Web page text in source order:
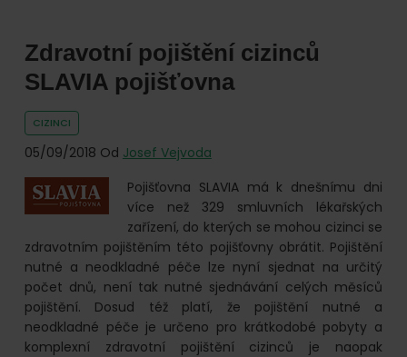
cizinců
od
Vitalitas
Zdravotní pojištění cizinců
SLAVIA pojišťovna
CIZINCI
05/09/2018 Od Josef Vejvoda
Pojišťovna SLAVIA má k dnešnímu dni
více než 329 smluvních lékařských
zařízení, do kterých se mohou cizinci se
zdravotním pojištěním této pojišťovny obrátit. Pojištění
nutné a neodkladné péče lze nyní sjednat na určitý
počet dnů, není tak nutné sjednávání celých měsíců
pojištění. Dosud též platí, že pojištění nutné a
neodkladné péče je určeno pro krátkodobé pobyty a
komplexní zdravotní pojištění cizinců je naopak